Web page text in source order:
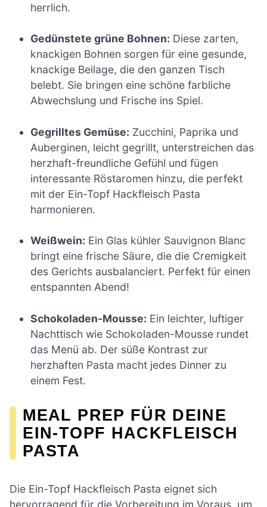
herrlich.
Gedünstete grüne Bohnen: Diese zarten,
knackigen Bohnen sorgen für eine gesunde,
knackige Beilage, die den ganzen Tisch
belebt. Sie bringen eine schöne farbliche
Abwechslung und Frische ins Spiel.
Gegrilltes Gemüse: Zucchini, Paprika und
Auberginen, leicht gegrillt, unterstreichen das
herzhaft-freundliche Gefühl und fügen
interessante Röstaromen hinzu, die perfekt
mit der Ein-Topf Hackfleisch Pasta
harmonieren.
Weißwein: Ein Glas kühler Sauvignon Blanc
bringt eine frische Säure, die die Cremigkeit
des Gerichts ausbalanciert. Perfekt für einen
entspannten Abend!
Schokoladen-Mousse: Ein leichter, luftiger
Nachttisch wie Schokoladen-Mousse rundet
das Menü ab. Der süße Kontrast zur
herzhaften Pasta macht jedes Dinner zu
einem Fest.
MEAL PREP FÜR DEINE
EIN-TOPF HACKFLEISCH
PASTA
Die Ein-Topf Hackfleisch Pasta eignet sich
hervorragend für die Vorbereitung im Voraus, um